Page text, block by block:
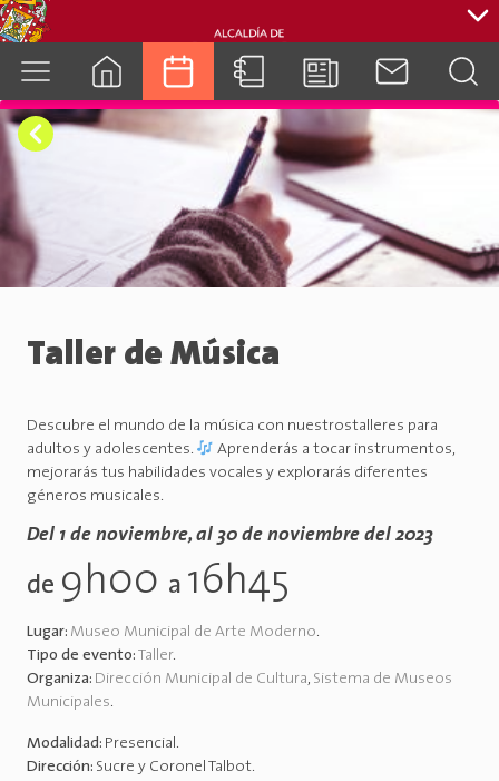
cuenca.gob.ec
Taller de Música
Descubre el mundo de la música con nuestrostalleres para
adultos y adolescentes.
Aprenderás a tocar instrumentos,
mejorarás tus habilidades vocales y explorarás diferentes
géneros musicales.
Del 1 de noviembre, al 30 de noviembre del 2023
de 9h00 a 16h45
Lugar: Museo Municipal de Arte Moderno.
Tipo de evento: Taller.
Organiza: Dirección Municipal de Cultura, Sistema de Museos
Municipales.
Modalidad: Presencial.
Dirección: Sucre y Coronel Talbot.